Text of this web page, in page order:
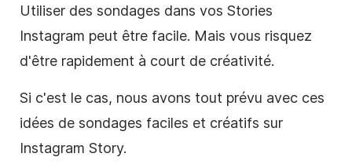
Utiliser des sondages dans vos Stories
Instagram peut être facile. Mais vous risquez
d'être rapidement à court de créativité.
Si c'est le cas, nous avons tout prévu avec ces
idées de sondages faciles et créatifs sur
Instagram Story.